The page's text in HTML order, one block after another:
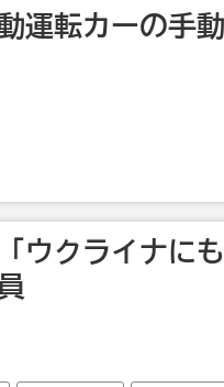
運転カーの手
ウクライナに